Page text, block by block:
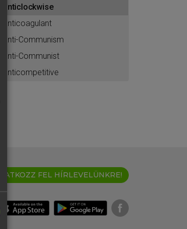
anticlockwise
anticoagulant
anti-Communism
anti-Communist
anticompetitive
IRATKOZZ FEL HÍRLEVELÜNKRE!